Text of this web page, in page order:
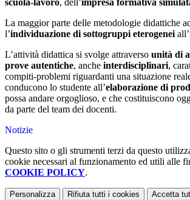
scuola-lavoro, dell’impresa formativa
La maggior parte delle metodologie didattiche
l’individuazione di sottogruppi eterogenei
L’attività didattica si svolge attraverso unità di
prove autentiche, anche interdisciplinari,
compiti-problemi riguardanti una situazione
conducono lo studente all’elaborazione di
possa andare orgoglioso, e che costituiscono
da parte del team dei docenti.
Notizie
Questo sito o gli strumenti terzi da questo
cookie necessari al funzionamento ed utili alle
COOKIE POLICY.
Personalizza Rifiuta tutti i cookies Accetta